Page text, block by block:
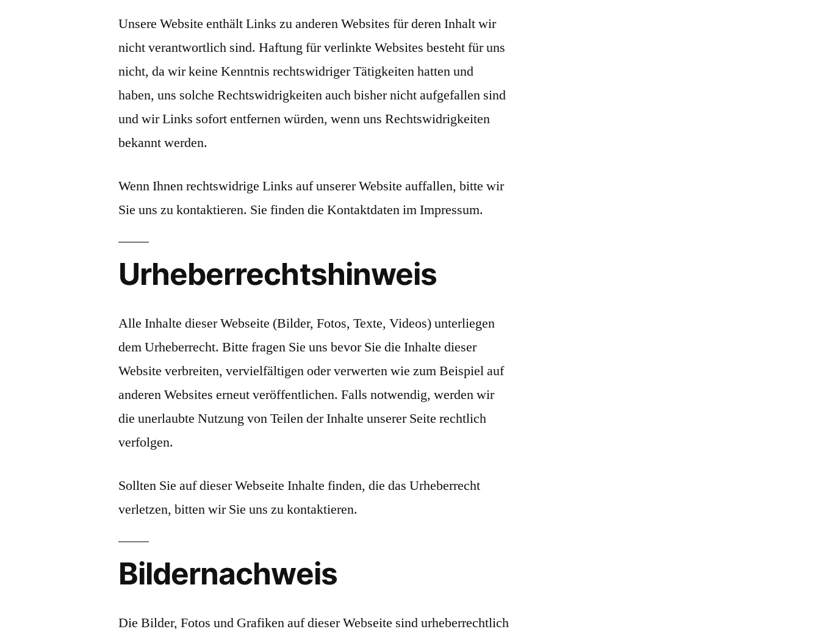
Unsere Website enthält Links zu anderen Websites für deren Inhalt wir
nicht verantwortlich sind. Haftung für verlinkte Websites besteht für uns
nicht, da wir keine Kenntnis rechtswidriger Tätigkeiten hatten und
haben, uns solche Rechtswidrigkeiten auch bisher nicht aufgefallen sind
und wir Links sofort entfernen würden, wenn uns Rechtswidrigkeiten
bekannt werden.
Wenn Ihnen rechtswidrige Links auf unserer Website auffallen, bitte wir
Sie uns zu kontaktieren. Sie finden die Kontaktdaten im Impressum.
Urheberrechtshinweis
Alle Inhalte dieser Webseite (Bilder, Fotos, Texte, Videos) unterliegen
dem Urheberrecht. Bitte fragen Sie uns bevor Sie die Inhalte dieser
Website verbreiten, vervielfältigen oder verwerten wie zum Beispiel auf
anderen Websites erneut veröffentlichen. Falls notwendig, werden wir
die unerlaubte Nutzung von Teilen der Inhalte unserer Seite rechtlich
verfolgen.
Sollten Sie auf dieser Webseite Inhalte finden, die das Urheberrecht
verletzen, bitten wir Sie uns zu kontaktieren.
Bildernachweis
Die Bilder, Fotos und Grafiken auf dieser Webseite sind urheberrechtlich